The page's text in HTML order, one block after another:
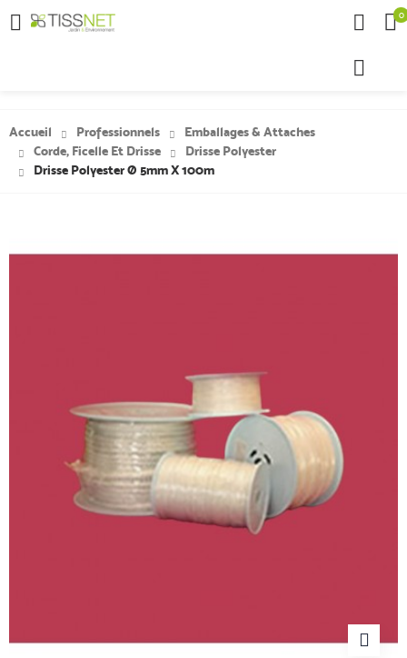
 0
Accueil Professionnels
Emballages & Attaches
Corde, Ficelle Et Drisse
Drisse Polyester
Drisse Polyester Ø 5mm X 100m